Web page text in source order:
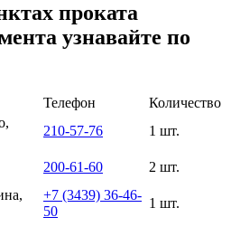
проката
узнавайте по
Телефон
Количество
210-57-76
1 шт.
200-61-60
2 шт.
+7 (3439) 36-46-
50
1 шт.